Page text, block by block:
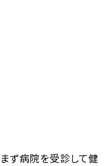
ず病院を受診して健